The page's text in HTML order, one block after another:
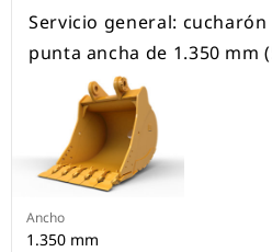
Servicio general: cucharón
punta ancha de 1.350 mm
Ancho
1.350 mm